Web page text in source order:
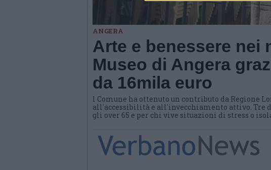
ANGERA
Arte e benessere nei
Museo di Angera
da 16mila euro
l Comune ha ottenuto un contributo da Regione
all'accessibilità e all'invecchiamento attivo. Tre
gli over 65 e per chi vive situazioni di stress o